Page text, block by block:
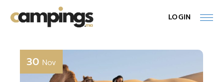
the
content
LOGIN
30 Nov